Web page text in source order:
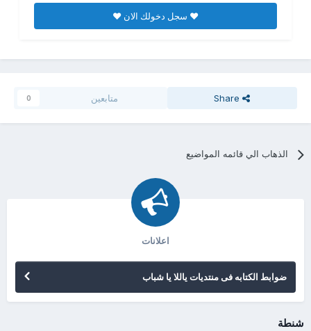
♥ سجل دخولك الان ♥
Share متابعين 0
الذهاب الي قائمه المواضيع
اعلانات
ضوابط الكتابه فى منتديات ياللا يا شباب
شنطة